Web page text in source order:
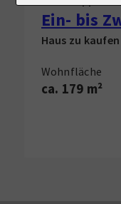
Haus zu kaufen
Wohnfläche
ca. 179 m²